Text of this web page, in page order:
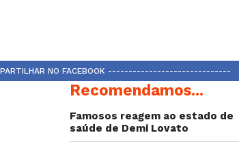
NO FACEBOOK ------------------------------
Recomendamos...
Famosos reagem ao estado de
saúde de Demi Lovato